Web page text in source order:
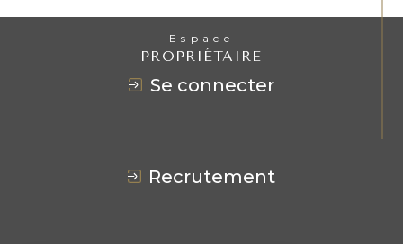
Espace
PROPRIÉTAIRE
se connecter
recrutement